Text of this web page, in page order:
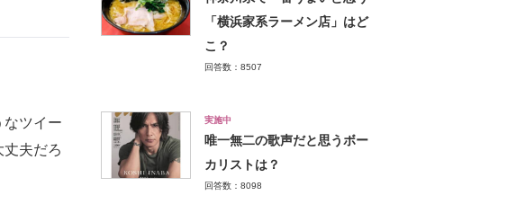
なツイー
夫だろ
「横浜家系ラーメン店」はど
こ？
回答数：8507
実施中
唯一無二の歌声だと思うボー
カリストは？
回答数：8098